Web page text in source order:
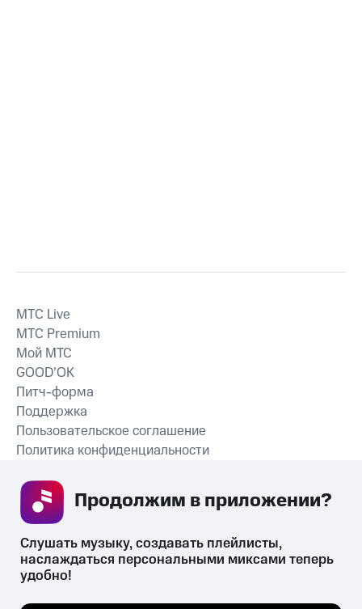
СКАЧАТЬ ПРИЛОЖЕНИЕ
MTС Live
MTС Premium
Мой МТС
GOOD’OK
Питч-форма
Поддержка
Пользовательское соглашение
Политика конфиденциальности
Слушать музыку, создавать плейлисты,
наслаждаться персональными миксами теперь
удобно!